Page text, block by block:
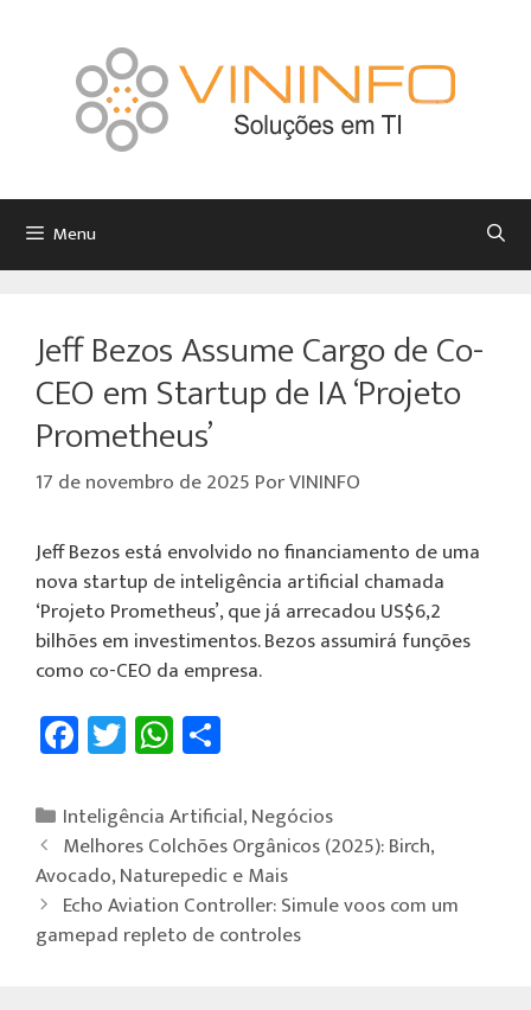
Menu
Jeff Bezos Assume Cargo de Co-
CEO em Startup de IA ‘Projeto
Prometheus’
17 de novembro de 2025 PorVININFO
Jeff Bezos está envolvido no financiamento de uma
nova startup de inteligência artificial chamada
‘Projeto Prometheus’, que já arrecadou US$6,2
bilhões em investimentos. Bezos assumirá funções
como co-CEO da empresa.
Fa
ce
b
o
ok
T
wi
tt
er
W
h
at
sA
p
p
e
Inteligência Artificial,Negócios
Melhores Colchões Orgânicos (2025): Birch,
Avocado, Naturepedic e Mais
Echo Aviation Controller: Simule voos com um
gamepad repleto de controles